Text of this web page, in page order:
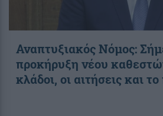
Αναπτυξιακός Νόμος:
προκήρυξη νέου
κλάδοι, οι αιτήσεις και